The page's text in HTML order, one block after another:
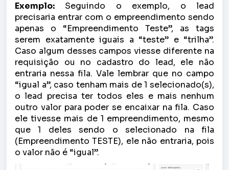
Exemplo: Seguindo o exemplo, o lead
precisaria entrar com o empreendimento sendo
apenas o “Empreendimento Teste”, as tags
serem exatamente iguais a “teste” e “trilha”.
Caso algum desses campos viesse diferente na
requisição ou no cadastro do lead, ele não
entraria nessa fila. Vale lembrar que no campo
“igual a”, caso tenham mais de 1 selecionado(s),
o lead precisa ter todos eles e mais nenhum
outro valor para poder se encaixar na fila. Caso
ele tivesse mais de 1 empreendimento, mesmo
que 1 deles sendo o selecionado na fila
(Empreendimento TESTE), ele não entraria, pois
o valor não é “igual”.